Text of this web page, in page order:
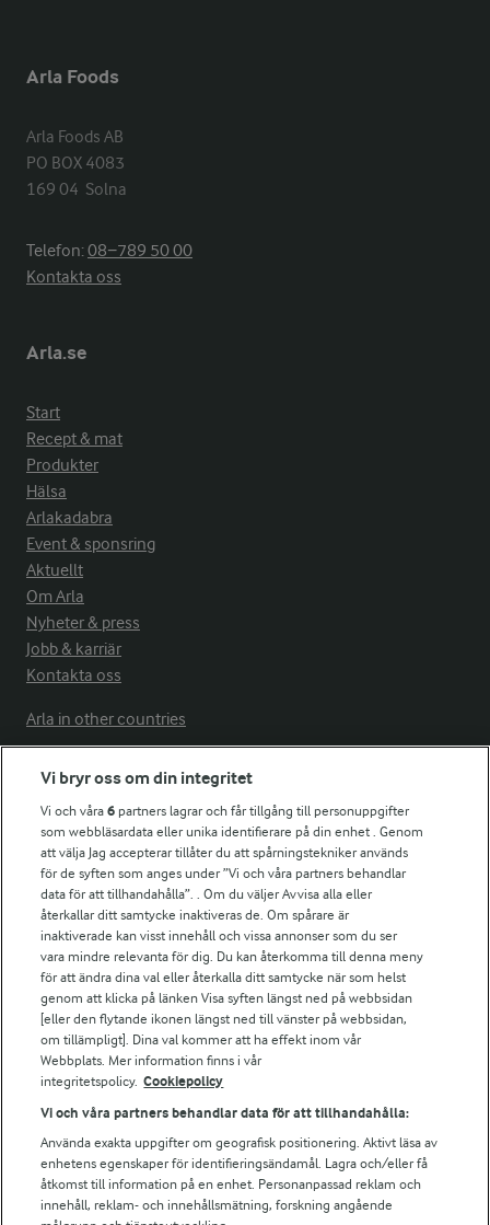
Arla Foods
Arla Foods AB
PO BOX 4083
169 04  Solna
Telefon:08−789 50 00
Kontakta oss
Arla.se
Start
Recept & mat
Produkter
Hälsa
Arlakadabra
Event & sponsring
Aktuellt
Om Arla
Nyheter & press
Jobb & karriär
Kontakta oss
Arla in other countries
För ägare
Arlas kundportal
Arla.com
Falbygdens Ost
Arla webbshop
Bildbank
Följ oss
Vi bryr oss om din integritet
Vi och våra6 partners lagrar och får tillgång till personuppgifter
som webbläsardata eller unika identifierare på din enhet . Genom
att välja Jag accepterar tillåter du att spårningstekniker används
för de syften som anges under ”Vi och våra partners behandlar
data för att tillhandahålla”. . Om du väljer Avvisa alla eller
återkallar ditt samtycke inaktiveras de. Om spårare är
inaktiverade kan visst innehåll och vissa annonser som du ser
vara mindre relevanta för dig. Du kan återkomma till denna meny
för att ändra dina val eller återkalla ditt samtycke när som helst
genom att klicka på länken Visa syften längst ned på webbsidan
[eller den flytande ikonen längst ned till vänster på webbsidan,
om tillämpligt]. Dina val kommer att ha effekt inom vår
Webbplats. Mer information finns i vår
integritetspolicy. Cookiepolicy
Vi och våra partners behandlar data för att tillhandahålla:
Använda exakta uppgifter om geografisk positionering. Aktivt läsa av
enhetens egenskaper för identifieringsändamål. Lagra och/eller få
åtkomst till information på en enhet. Personanpassad reklam och
innehåll, reklam- och innehållsmätning, forskning angående